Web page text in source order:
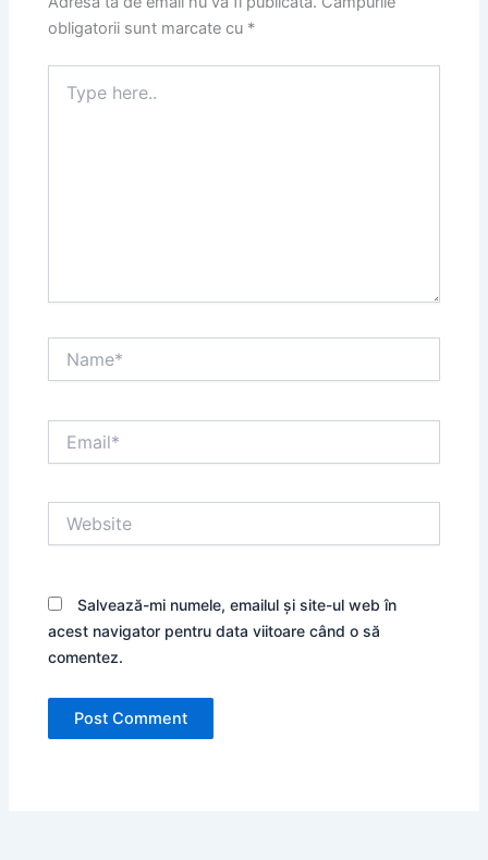
obligatorii sunt marcate cu *
here..
Salvează-mi numele, emailul și site-ul web în
acest navigator pentru data viitoare când o să
comentez.